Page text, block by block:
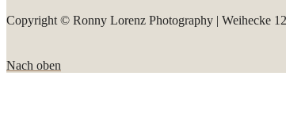
Copyright © Ronny Lorenz Photography | Weihecke
Nach oben